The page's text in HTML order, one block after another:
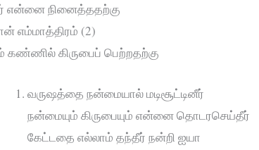
என்னை நினைத்ததற்கு
எம்மாத்திரம் (2)
கண்ணில் கிருபைப் பெற்றதற்கு
வருஷத்தை நன்மையால் மடிசூட்டினீர்
நன்மையும் கிருபையும் என்னை தொடரசெய்தீர்
கேட்டதை எல்லாம் தந்தீர் நன்றி ஐயா